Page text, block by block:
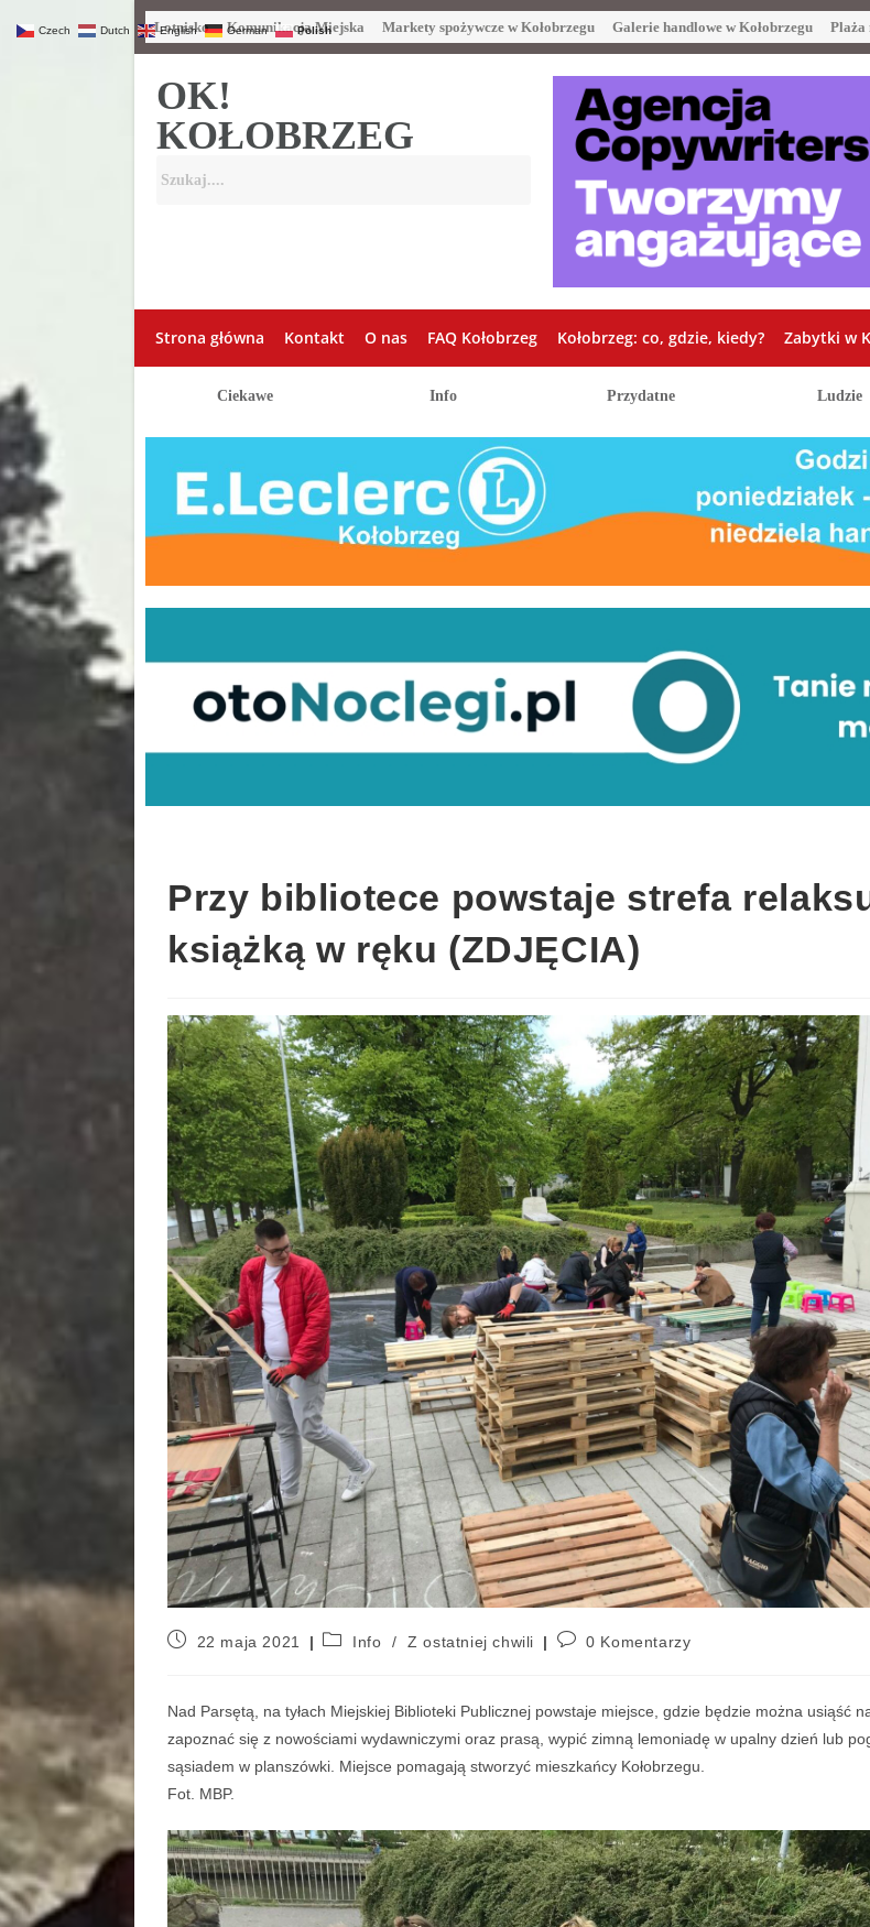
Lotnisko Komunikacja Miejska Markety spożywcze w Kołobrzegu Galerie handlowe w Kołobrzegu Plaża
OK!
KOŁOBRZEG
Strona główna Kontakt O nas FAQ Kołobrzeg Kołobrzeg: co, gdzie, kiedy? Zabytki w
Ciekawe Info Przydatne Ludzie
Przy bibliotece powstaje strefa
książką w ręku (ZDJĘCIA)
22 maja 2021 Info / Z ostatniej chwili 0 Komentarzy
Nad Parsętą, na tyłach Miejskiej Biblioteki Publicznej powstaje miejsce, gdzie będzie można usiąść
zapoznać się z nowościami wydawniczymi oraz prasą, wypić zimną lemoniadę w upalny dzień lub
sąsiadem w planszówki. Miejsce pomagają stworzyć mieszkańcy Kołobrzegu.
Fot. MBP.
Czech Dutch English German Polish